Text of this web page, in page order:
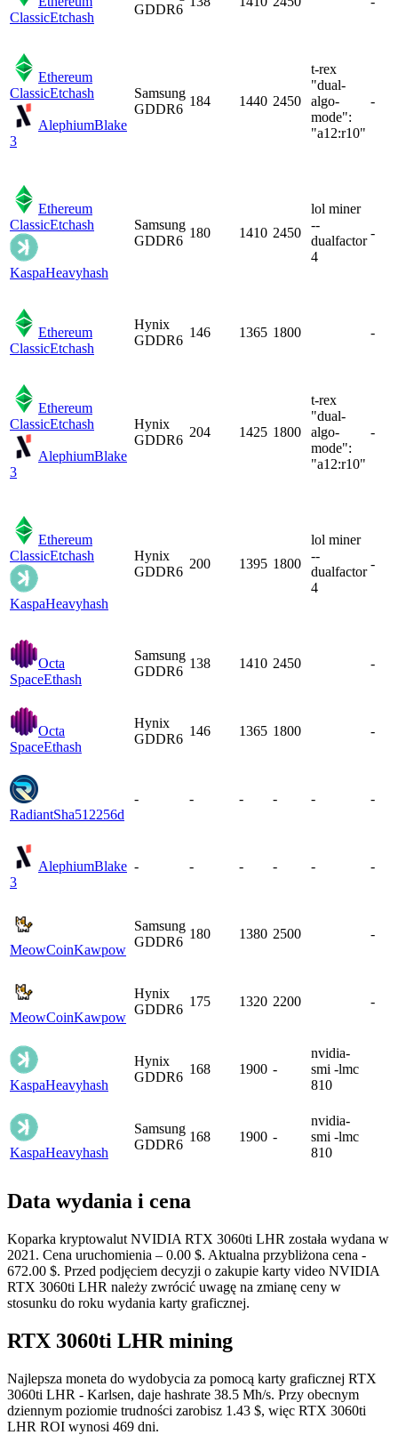
ClassicEtchash
GDDR6
Ethereum
ClassicEtchash
AlephiumBlake
3
Samsung
GDDR6
184 1440 2450
t-rex
"dual-
algo-
mode":
"a12:r10"
-
Ethereum
ClassicEtchash
KaspaHeavyhash
Samsung
GDDR6
180 1410 2450
lol miner
--
dualfactor
4
-
Ethereum
ClassicEtchash
Hynix
GDDR6
146 1365 1800 -
Ethereum
ClassicEtchash
AlephiumBlake
3
Hynix
GDDR6
204 1425 1800
t-rex
"dual-
algo-
mode":
"a12:r10"
-
Ethereum
ClassicEtchash
KaspaHeavyhash
Hynix
GDDR6
200 1395 1800
lol miner
--
dualfactor
4
-
Octa
SpaceEthash
Samsung
GDDR6
138 1410 2450 -
Octa
SpaceEthash
Hynix
GDDR6
146 1365 1800 -
RadiantSha512256d
- - - - - -
AlephiumBlake
3
- - - - - -
MeowCoinKawpow
Samsung
GDDR6
180 1380 2500 -
MeowCoinKawpow
Hynix
GDDR6
175 1320 2200 -
KaspaHeavyhash
Hynix
GDDR6
168 1900 -
nvidia-
smi -lmc
810
KaspaHeavyhash
Samsung
GDDR6
168 1900 -
nvidia-
smi -lmc
810
Data wydania i cena
Koparka kryptowalut NVIDIA RTX 3060ti LHR została wydana w
2021. Cena uruchomienia – 0.00 $. Aktualna przybliżona cena -
672.00 $. Przed podjęciem decyzji o zakupie karty video NVIDIA
RTX 3060ti LHR należy zwrócić uwagę na zmianę ceny w
stosunku do roku wydania karty graficznej.
RTX 3060ti LHR mining
Najlepsza moneta do wydobycia za pomocą karty graficznej RTX
3060ti LHR - Karlsen, daje hashrate 38.5 Mh/s. Przy obecnym
dziennym poziomie trudności zarobisz 1.43 $, więc RTX 3060ti
LHR ROI wynosi 469 dni.